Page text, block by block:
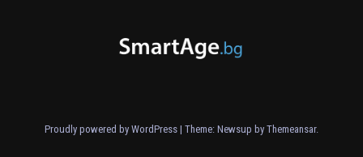
Proudly powered by WordPress | Theme: Newsup by Themeansar.